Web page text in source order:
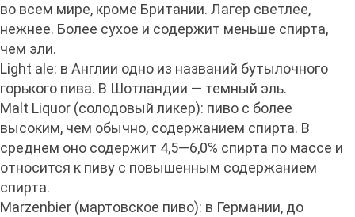
во всем мире, кроме Британии. Лагер светлее,
нежнее. Более сухое и содержит меньше спирта,
чем эли.
Light ale: в Англии одно из названий бутылочного
горького пива. В Шотландии — темный эль.
Malt Liquor (солодовый ликер): пиво с более
высоким, чем обычно, содержанием спирта. В
среднем оно содержит 4,5—6,0% спирта по массе и
относится к пиву с повышенным содержанием
спирта.
Marzenbier (мартовское пиво): в Германии, до